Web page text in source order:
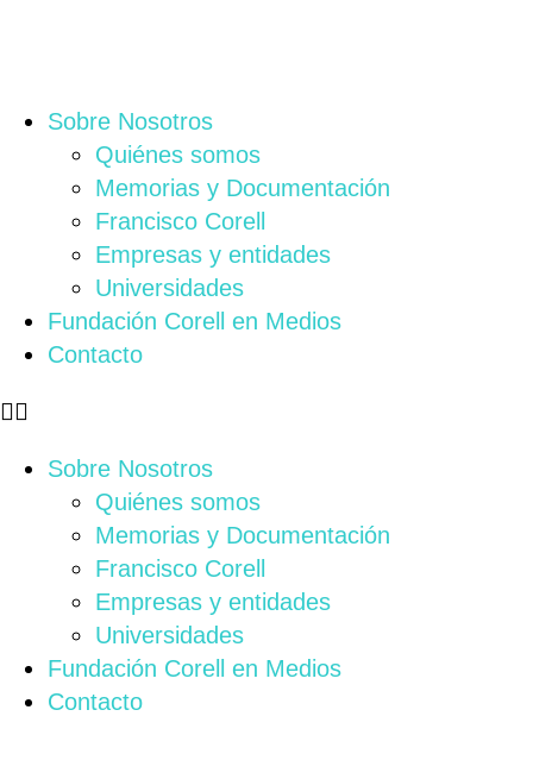
Sobre Nosotros
Quiénes somos
Memorias y Documentación
Francisco Corell
Empresas y entidades
Universidades
Fundación Corell en Medios
Contacto
Sobre Nosotros
Quiénes somos
Memorias y Documentación
Francisco Corell
Empresas y entidades
Universidades
Fundación Corell en Medios
Contacto